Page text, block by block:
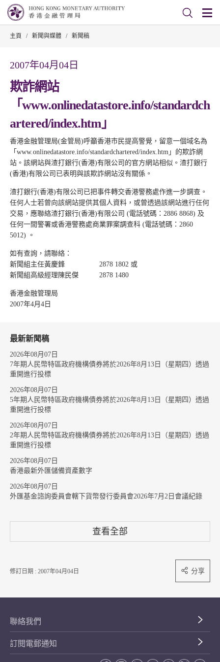
主頁 / 新聞與媒體 / 新聞稿
2007年04月04日
欺詐網站
「www.onlinedatastore.info/standardch
artered/index.htm」
香港金融管理局(金管局)呼籲香港市民提高警覺，留意一個域名為
「www.onlinedatastore.info/standardchartered/index.htm」的欺詐網
站。該網站與渣打銀行(香港)有限公司的官方網站相似。渣打銀行
(香港)有限公司已表明與該欺詐網站沒有關係。
渣打銀行(香港)有限公司已把事件轉交香港警務處作進一步調查。
任何人士若曾向該網站提供其個人資料，或曾透過該網站進行任何
交易，應聯絡渣打銀行(香港)有限公司 (電話號碼：2886 8868) 及
任何一間警署或香港警務處商業罪案調查科 (電話號碼：2860
5012) 。
如有查詢，請聯絡：
新聞組主任黃慶鋒 2878 1802 或
新聞組高級經理陳民傑 2878 1480
香港金融管理局
2007年4月4日
最新新聞稿
2026年08月07日
7年期人民幣特區政府機構債券將於2026年8月13日（星期四）透過
重開進行投標
2026年08月07日
5年期人民幣特區政府機構債券將於2026年8月13日（星期四）透過
重開進行投標
2026年08月07日
2年期人民幣特區政府機構債券將於2026年8月13日（星期四）透過
重開進行投標
2026年08月07日
香港最新外匯儲備資產數字
2026年08月07日
外匯基金諮詢委員會轄下貨幣發行委員會2026年7月2日會議紀錄
查看全部
修訂日期 : 2007年04月04日 分享
聯絡我們
訂閱電郵通知